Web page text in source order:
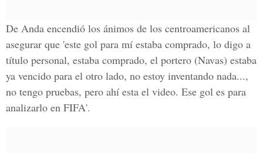
De Anda encendió los ánimos de los centroamericanos al
asegurar que 'este gol para mí estaba comprado, lo digo a
título personal, estaba comprado, el portero (Navas) estaba
ya vencido para el otro lado, no estoy inventando nada...,
no tengo pruebas, pero ahí esta el video. Ese gol es para
analizarlo en FIFA'.